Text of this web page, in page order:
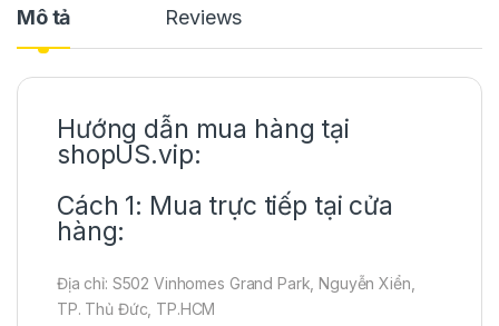
Mô tả Reviews
Hướng dẫn mua hàng tại
shopUS.vip:
Cách 1: Mua trực tiếp tại cửa
hàng:
Địa chỉ: S502 Vinhomes Grand Park, Nguyễn Xiển,
TP. Thủ Đức, TP.HCM